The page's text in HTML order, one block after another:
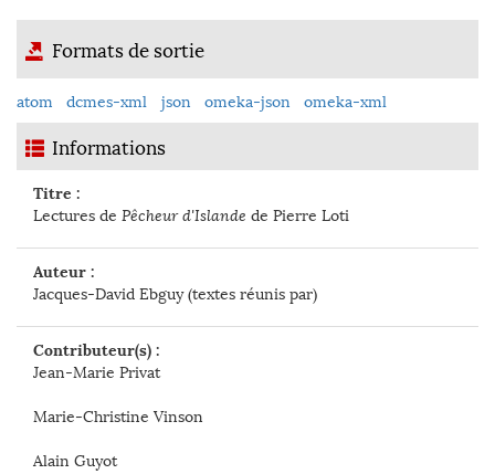
Formats de sortie
atom dcmes-xml json omeka-json omeka-xml
Informations
Titre :
Lectures de Pêcheur d'Islande de Pierre Loti
Auteur :
Jacques-David Ebguy (textes réunis par)
Contributeur(s) :
Jean-Marie Privat
Marie-Christine Vinson
Alain Guyot